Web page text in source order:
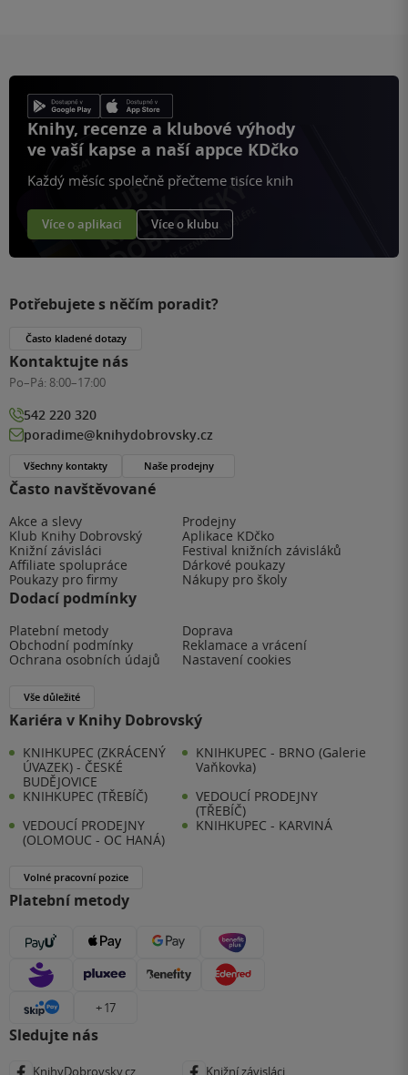
Knihy, recenze a klubové výhody
ve vaší kapse a naší appce KDčko
Každý měsíc společně přečteme tisíce knih
Více o aplikaci Více o klubu
Často navštěvované
Akce a slevy
Prodejny
Klub Knihy Dobrovský
Aplikace KDčko
Knižní závisláci
Festival knižních závisláků
Affiliate spolupráce
Dárkové poukazy
Poukazy pro firmy
Nákupy pro školy
Dodací podmínky
Platební metody
Doprava
Obchodní podmínky
Reklamace a vrácení
Ochrana osobních údajů
Nastavení cookies
Vše důležité
Kariéra v Knihy Dobrovský
KNIHKUPEC (ZKRÁCENÝ
ÚVAZEK) - ČESKÉ
BUDĚJOVICE
KNIHKUPEC - BRNO (Galerie
Vaňkovka)
KNIHKUPEC (TŘEBÍČ)
VEDOUCÍ PRODEJNY
(TŘEBÍČ)
VEDOUCÍ PRODEJNY
(OLOMOUC - OC HANÁ)
KNIHKUPEC - KARVINÁ
Volné pracovní pozice
Platební metody
+ 17
Sledujte nás
KnihyDobrovsky.cz Knižní závisláci
Potřebujete s něčím poradit?
Často kladené dotazy
Kontaktujte nás
Po–Pá: 8:00–17:00
542 220 320
poradime@knihydobrovsky.cz
Všechny kontakty Naše prodejny